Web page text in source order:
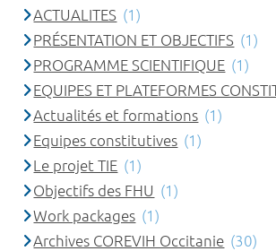
ACTUALITES (1)
PRÉSENTATION ET OBJECTIFS (1)
PROGRAMME SCIENTIFIQUE (1)
EQUIPES ET PLATEFORMES
Actualités et formations (1)
Equipes constitutives (1)
Le projet TIE (1)
Objectifs des FHU (1)
Work packages (1)
Archives COREVIH Occitanie (30)